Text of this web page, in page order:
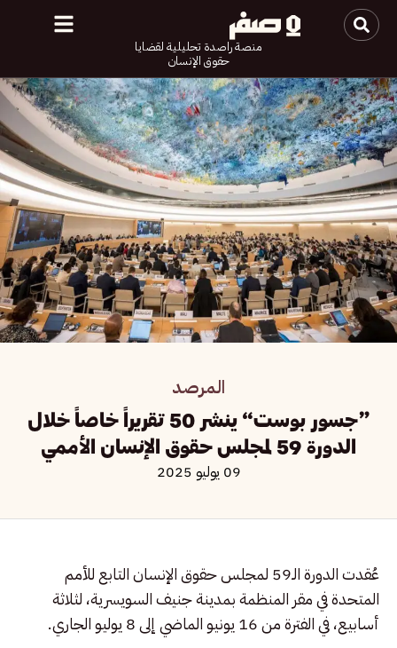
منصة راصدة تحليلية لقضايا
حقوق الإنسان
المرصد
«جسور بوست» ينشر 50 تقريراً خاصاً خلال
الدورة 59 لمجلس حقوق الإنسان الأممي
09 يوليو 2025
عُقدت الدورة الـ59 لمجلس حقوق الإنسان التابع للأمم
المتحدة في مقر المنظمة بمدينة جنيف السويسرية، لثلاثة
أسابيع، في الفترة من 16 يونيو الماضي إلى 8 يوليو الجاري.